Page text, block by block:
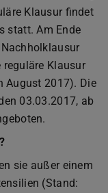
Klausur findet
statt. Am Ende
Klausur
August 2017). Die
03.03.2017, ab
sie außer einem
(Stand: